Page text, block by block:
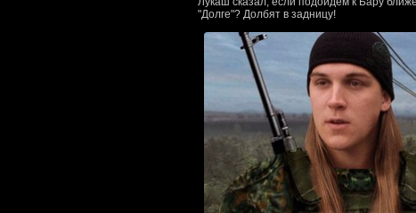
"Долге"? Долбят в задницу!